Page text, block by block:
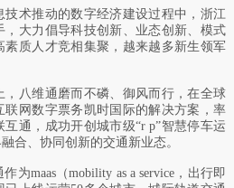
术推动的数字经济建设过程中，浙江
大力倡导科技创新、业态创新、模式
素质人才竞相集聚，越来越多新生领军
八维通磨而不磷、御风而行，在全球
网数字票务凯时国际的解决方案，率
通，成功开创城市级“r p”智慧停车运
合、协同创新的交通新业态。
作为maas（mobility as a service，出行即